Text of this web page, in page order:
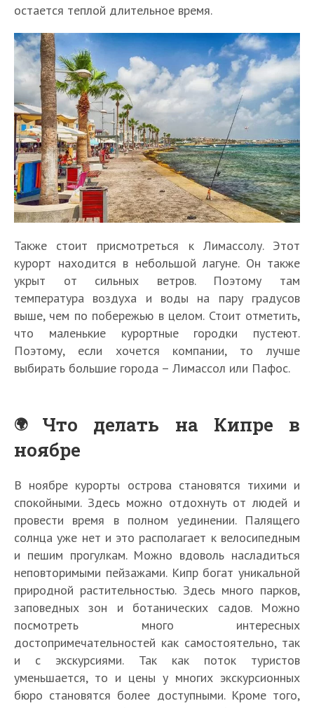
остается теплой длительное время.
Также стоит присмотреться к Лимассолу. Этот
курорт находится в небольшой лагуне. Он также
укрыт от сильных ветров. Поэтому там
температура воздуха и воды на пару градусов
выше, чем по побережью в целом. Стоит отметить,
что маленькие курортные городки пустеют.
Поэтому, если хочется компании, то лучше
выбирать большие города – Лимассол или Пафос.
Что делать на Кипре в
ноябре
В ноябре курорты острова становятся тихими и
спокойными. Здесь можно отдохнуть от людей и
провести время в полном уединении. Палящего
солнца уже нет и это располагает к велосипедным
и пешим прогулкам. Можно вдоволь насладиться
неповторимыми пейзажами. Кипр богат уникальной
природной растительностью. Здесь много парков,
заповедных зон и ботанических садов. Можно
посмотреть много интересных
достопримечательностей как самостоятельно, так
и с экскурсиями. Так как поток туристов
уменьшается, то и цены у многих экскурсионных
бюро становятся более доступными. Кроме того,